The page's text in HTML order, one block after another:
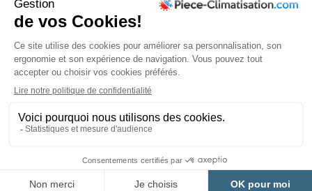
Vous êtes professionnel ?
Bénéficiez de conditions particulières en ouvrant un compte
pro
Mentions légales|Conditions
générales de vente| Politique de confidentialité